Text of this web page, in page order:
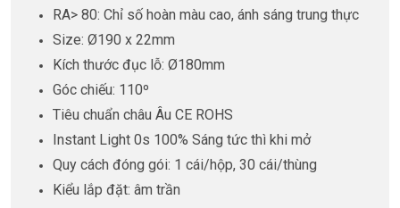
RA> 80: Chỉ số hoàn màu cao, ánh sáng trung thực
Size: Ø190 x 22mm
Kích thước đục lỗ: Ø180mm
Góc chiếu: 110º
Tiêu chuẩn châu Âu CE ROHS
Instant Light 0s 100% Sáng tức thì khi mở
Quy cách đóng gói: 1 cái/hộp, 30 cái/thùng
Kiểu lắp đặt: âm trần